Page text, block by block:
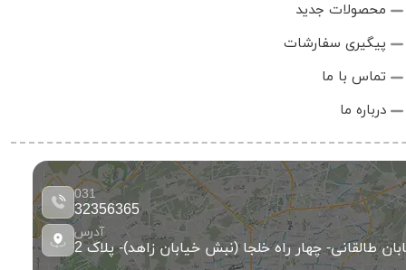
محصولات جدید
پیگیری سفارشات
تماس با ما
درباره ما
031
32356365
آدرس
طالقانی- چهار راه خلجا (نبش خیابان زاهد)- پلاک 2